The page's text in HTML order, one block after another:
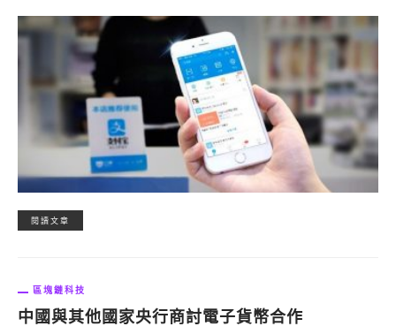
閱讀文章
區塊鏈科技
中國與其他國家央行商討電子貨幣合作